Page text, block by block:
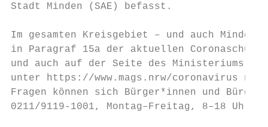
Stadt Minden (SAE) befasst.
Im gesamten Kreisgebiet – und auch
in Paragraf 15a der aktuellen
und auch auf der Seite des Ministeriums
unter https://www.mags.nrw/coronavirus
Fragen können sich Bürger*innen und Bürger
0211/9119-1001, Montag–Freitag, 8–18 Uhr,